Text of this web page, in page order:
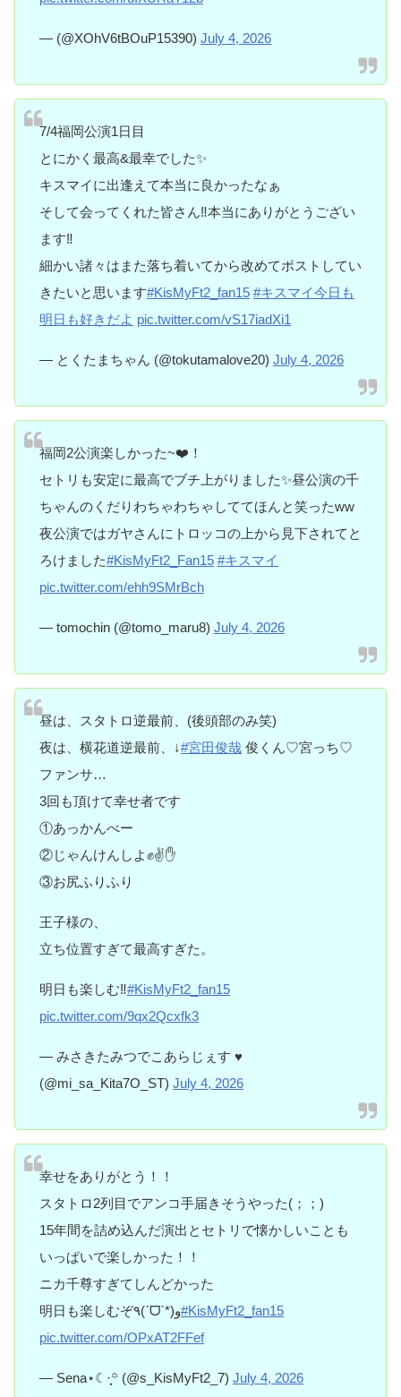
— (@XOhV6tBOuP15390) July 4, 2026
7/4福岡公演1日目
とにかく最高&最幸でした✨️
キスマイに出逢えて本当に良かったなぁ
そして会ってくれた皆さん‼️本当にありがとうござい
ます‼️
細かい諸々はまた落ち着いてから改めてポストしてい
きたいと思います#KisMyFt2_fan15 #キスマイ今日も
明日も好きだよ pic.twitter.com/vS17iadXi1
— とくたまちゃん (@tokutamalove20) July 4, 2026
福岡2公演楽しかった~❤️‍！
セトリも安定に最高でブチ上がりました✨昼公演の千
ちゃんのくだりわちゃわちゃしててほんと笑ったww
夜公演ではガヤさんにトロッコの上から見下されてと
ろけました#KisMyFt2_Fan15 #キスマイ
pic.twitter.com/ehh9SMrBch
— tomochin (@tomo_maru8) July 4, 2026
昼は、スタトロ逆最前、(後頭部のみ笑)
夜は、横花道逆最前、↓#宮田俊哉 俊くん♡宮っち♡
ファンサ…
3回も頂けて幸せ者です
①あっかんべー
②じゃんけんしよ✊✌✋
③お尻ふりふり
王子様の、
立ち位置すぎて最高すぎた。
明日も楽しむ‼️#KisMyFt2_fan15
pic.twitter.com/9qx2Qcxfk3
— みさきたみつでこあらじぇす ♥️
(@mi_sa_Kita7O_ST) July 4, 2026
幸せをありがとう！！
スタトロ2列目でアンコ手届きそうやった(；；)
15年間を詰め込んだ演出とセトリで懐かしいことも
いっぱいで楽しかった！！
ニカ千尊すぎてしんどかった️
明日も楽しむぞ٩(ˊᗜˋ*)و#KisMyFt2_fan15
pic.twitter.com/OPxAT2FFef
— Sena‎⋆☾·̩͙꙳ (@s_KisMyFt2_7) July 4, 2026